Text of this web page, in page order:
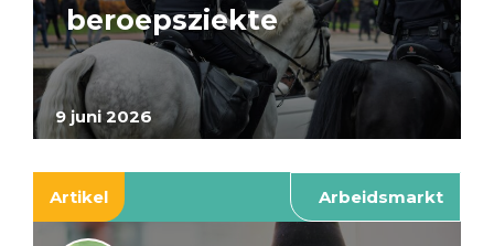
9 juni 2026
beroepsziekte
Artikel Arbeidsmarkt